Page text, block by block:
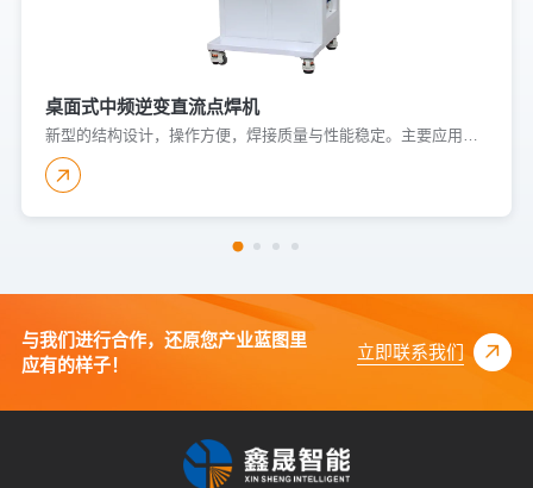
桌面式中频逆变直流点焊机
新型的结构设计，操作方便，焊接质量与性能稳定。主要应用于低碳钢、不锈钢、铜、镍、铝等有色金属的焊接，可实现板与板、板与螺母、弹片、金属件及线材的焊接。广泛应用于汽车配件、家电制造、低压电器等领域。
与我们进行合作，还原您产业蓝图里
应有的样子！
立即联系我们